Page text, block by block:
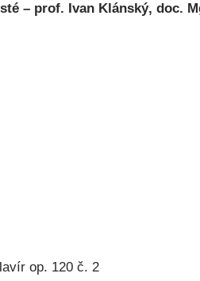
– prof. Ivan Klánský, doc.
op. 120 č. 2